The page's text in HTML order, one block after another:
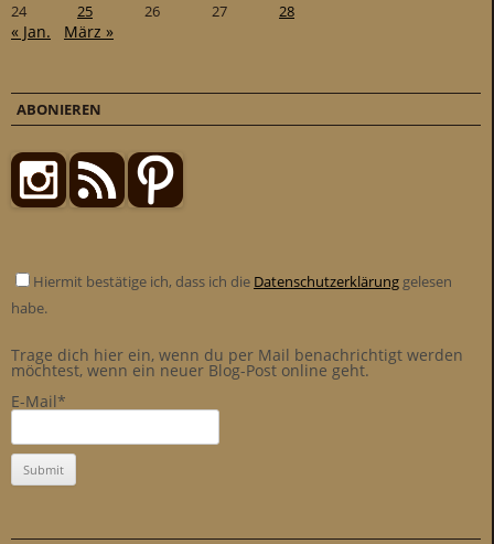
24
25 26 27 28
« Jan. März »
ABONIEREN
Hiermit bestätige ich, dass ich die Datenschutzerklärung gelesen
habe.
Trage dich hier ein, wenn du per Mail benachrichtigt werden
möchtest, wenn ein neuer Blog-Post online geht.
E-Mail*